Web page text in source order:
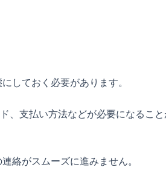
しておく必要があります。
、支払い方法などが必要になること
絡がスムーズに進みません。